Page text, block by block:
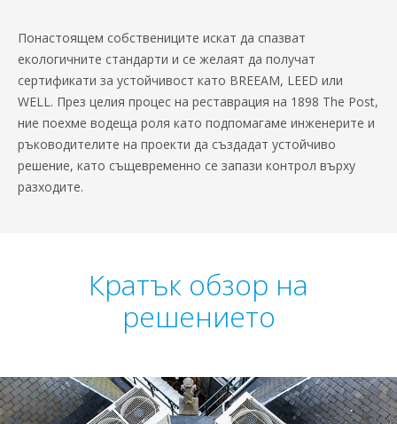
Понастоящем собствениците искат да спазват
екологичните стандарти и се желаят да получат
сертификати за устойчивост като BREEAM, LEED или
WELL. През целия процес на реставрация на 1898 The Post,
ние поехме водеща роля като подпомагаме инженерите и
ръководителите на проекти да създадат устойчиво
решение, като същевременно се запази контрол върху
разходите.
Кратък обзор на
решението